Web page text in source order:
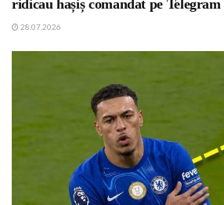
ridicau hașiș comandat pe Telegram
28.07.2026